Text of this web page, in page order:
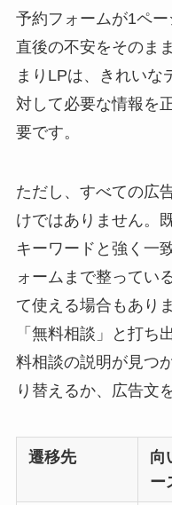
予約フォームが1ペ
直後の不安をそのま
まりLPは、きれいな
対して必要な情報を
要です。
ただし、すべての広
けではありません。
キーワードと強く一
ォームまで整ってい
て使える場合もあり
「無料相談」と打ち
料相談の説明が見つ
り替えるか、広告文
遷移先
向
ー